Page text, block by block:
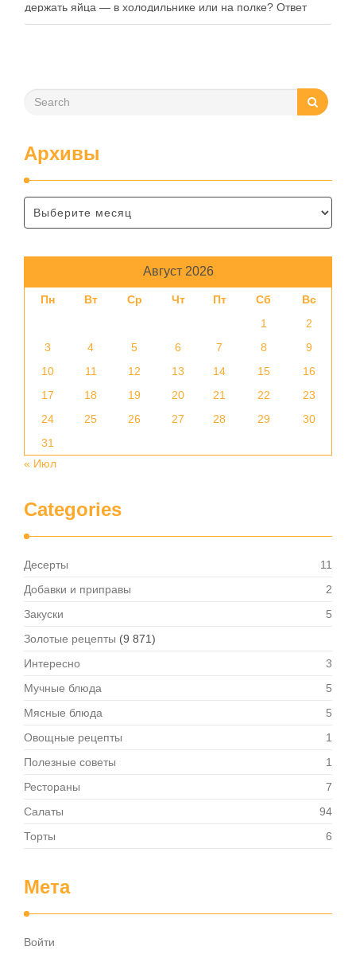
держать яйца — в холодильнике или на полке? Ответ
зависит от нескольких факторов, включая температуру
Архивы
Август 2026
Пн Вт Ср Чт Пт Сб
Вс
1
2
3
4 5 6 7 8
9
10
11 12 13 14 15
16
17
18 19 20 21 22
23
24
25 26 27 28 29
30
31
« Июл
Categories
Десерты
11
Добавки и приправы
2
Закуски
5
Золотые рецепты (9 871)
Интересно
3
Мучные блюда
5
Мясные блюда
5
Овощные рецепты
1
Полезные советы
1
Рестораны
7
Салаты
94
Торты
6
Мета
Войти